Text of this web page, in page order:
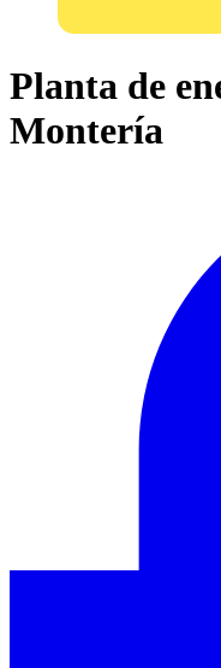
Planta de
Montería